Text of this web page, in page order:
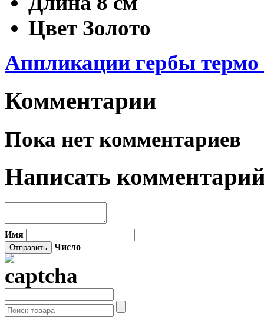
Цвет Золото
Аппликации гербы термо
Комментарии
Пока нет комментариев
Написать
Имя
Число